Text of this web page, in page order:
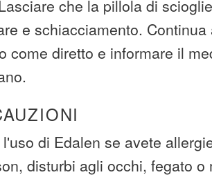
che la pillola di
e schiacciamento.
come diretto e informare il
l'uso di Edalen se avete
disturbi agli occhi, fegato